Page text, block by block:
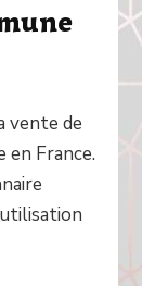
vente de
en France.